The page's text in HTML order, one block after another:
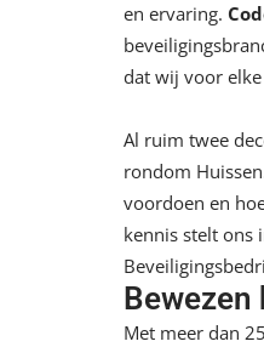
en ervaring.
dat wij voor
Al ruim twee
rondom
voordoen en
kennis stelt ons
Met meer dan